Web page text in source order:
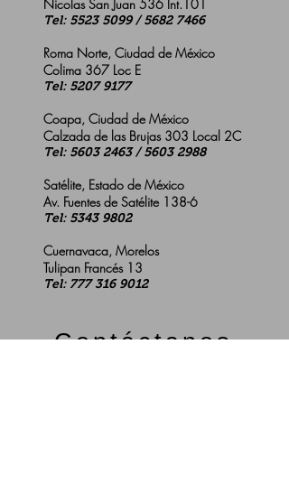
Contáctanos
Nicolas San Juan 536 Int.101
Tel: 5523 5099/5682 7466
Roma Norte, Ciudad de México
Colima 367 Loc E
Tel: 5207 9177
Coapa, Ciudad de México
Calzada de las Brujas 303 Local 2C
Tel: 5603 2463/5603 2988
Satélite, Estado de México
Av. Fuentes de Satélite 138-6
Tel: 5343 9802
Cuernavaca, Morelos
Tulipan Francés 13
Tel: 777 316 9012